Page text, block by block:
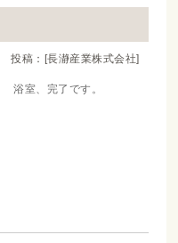
投稿：[長瀞産業株式会社]
浴室、完了です。